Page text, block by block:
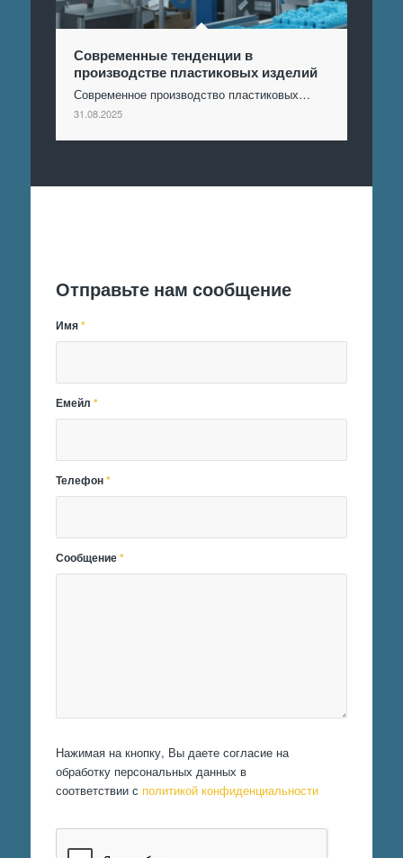
Современные тенденции в
производстве пластиковых изделий
Современное производство пластиковых…
31.08.2025
Отправьте нам сообщение
Имя*
Емейл*
Телефон*
Сообщение*
Нажимая на кнопку, Вы даете согласие на
обработку персональных данных в
соответствии с политикой конфиденциальности